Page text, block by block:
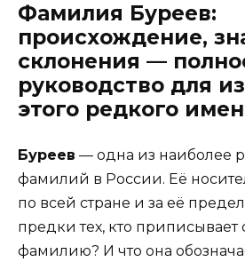
Фамилия Буреев:
происхождение,
склонения —
руководство для
этого редкого
Буреев — одна из наиболее
фамилий в России. Её
по всей стране и за её
предки тех, кто приписывает
фамилию? И что она